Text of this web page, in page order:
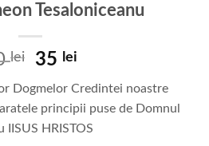
Tesaloniceanu
lei
Prețul
a
fost:
50 lei.
35 lei
este:
35 lei.
Dogmelor Credintei noastre
principii puse de Domnul
IISUS HRISTOS